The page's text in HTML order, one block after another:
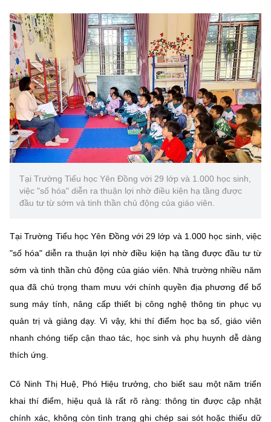
Tin tổng hợp
Tin địa phương
Bưu chính, Viễn thông
Sở hữu trí tuệ
Tiêu chuẩn, đo lường, chất lượng
Năng lượng nguyên tử
Videos
Infographic
Ảnh
Voice
Nhiệm vụ trọng tâm
Chọn ngôn ngữ
Vietnamese English
BỘ KHOA HỌC VÀ CÔNG NGHỆ
MINISTRY OF SCIENCE AND TECHNOLOGY
Điều khoản sử dụng Theo dõi MST: Góp ý
Cơ quan chủ quản: Bộ Khoa học và Công nghệ (MST)
Chịu trách nhiệm nội dung: Nguyễn Thị Hải Hằng
Giám đốc Trung tâm Truyền thông Khoa học và Công nghệ.
Liên hệ
©2026 Bản quyền thuộc Bộ Khoa Học và Công Nghệ
(Ghi rõ nguồn "https://mst.gov.vn" khi phát hành lại thông tin từ
Tại Trường Tiểu học Yên Đồng với 29 lớp và 1.000 học sinh,
việc "số hóa" diễn ra thuận lợi nhờ điều kiện hạ tầng được
đầu tư từ sớm và tinh thần chủ động của giáo viên.
Tại Trường Tiểu học Yên Đồng với 29 lớp và 1.000 học sinh, việc
"số hóa" diễn ra thuận lợi nhờ điều kiện hạ tầng được đầu tư từ
sớm và tinh thần chủ động của giáo viên. Nhà trường nhiều năm
qua đã chú trọng tham mưu với chính quyền địa phương để bổ
sung máy tính, nâng cấp thiết bị công nghệ thông tin phục vụ
quản trị và giảng dạy. Vì vậy, khi thí điểm học bạ số, giáo viên
nhanh chóng tiếp cận thao tác, học sinh và phụ huynh dễ dàng
thích ứng.
Cô Ninh Thị Huệ, Phó Hiệu trưởng, cho biết sau một năm triển
khai thí điểm, hiệu quả là rất rõ ràng: thông tin được cập nhật
chính xác, không còn tình trạng ghi chép sai sót hoặc thiếu dữ